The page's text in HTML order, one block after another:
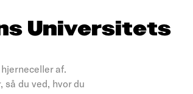
Universitets
af.
du ved, hvor du